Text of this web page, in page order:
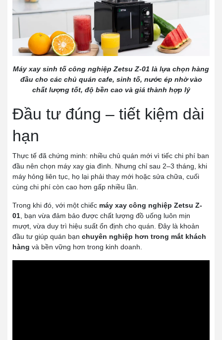
Máy xay sinh tố công nghiệp Zetsu Z-01 là lựa chọn hàng
đầu cho các chủ quán cafe, sinh tố, nước ép nhờ vào
chất lượng tốt, độ bền cao và giá thành hợp lý
Đầu tư đúng – tiết kiệm dài
hạn
Thực tế đã chứng minh: nhiều chủ quán mới vì tiếc chi phí ban
đầu nên chọn máy xay gia đình. Nhưng chỉ sau 2–3 tháng, khi
máy hỏng liên tục, họ lại phải thay mới hoặc sửa chữa, cuối
cùng chi phí còn cao hơn gấp nhiều lần.
Trong khi đó, với một chiếc máy xay công nghiệp Zetsu Z-
01, bạn vừa đảm bảo được chất lượng đồ uống luôn mịn
mượt, vừa duy trì hiệu suất ổn định cho quán. Đây là khoản
đầu tư giúp quán bạn chuyên nghiệp hơn trong mắt khách
hàng và bền vững hơn trong kinh doanh.